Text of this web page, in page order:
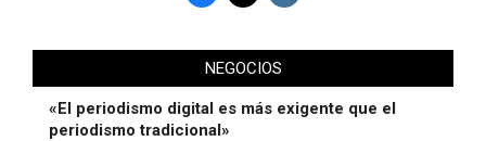
NEGOCIOS
«El periodismo digital es más exigente que el
periodismo tradicional»